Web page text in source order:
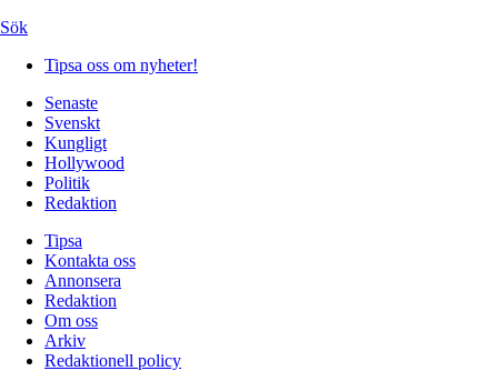
Sök
Tipsa oss om nyheter!
Senaste
Svenskt
Kungligt
Hollywood
Politik
Redaktion
Tipsa
Kontakta oss
Annonsera
Redaktion
Om oss
Arkiv
Redaktionell policy